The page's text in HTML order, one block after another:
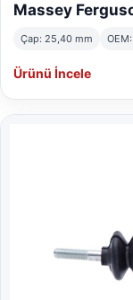
Massey
Çap: 25,40 mm
Ürünü İncele